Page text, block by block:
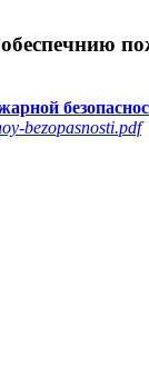
bezopasnosti.pdf